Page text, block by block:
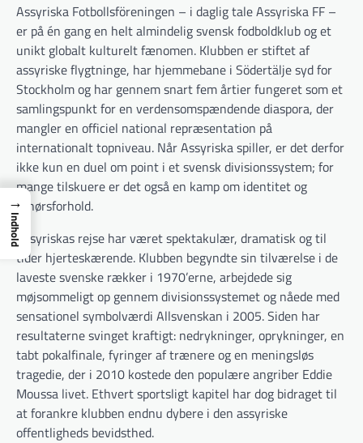
Assyriska Fotbollsföreningen – i daglig tale Assyriska FF –
er på én gang en helt almindelig svensk fodboldklub og et
unikt globalt kulturelt fænomen. Klubben er stiftet af
assyriske flygtninge, har hjemmebane i Södertälje syd for
Stockholm og har gennem snart fem årtier fungeret som et
samlingspunkt for en verdensomspændende diaspora, der
mangler en officiel national repræsentation på
internationalt topniveau. Når Assyriska spiller, er det derfor
ikke kun en duel om point i et svensk divisionssystem; for
mange tilskuere er det også en kamp om identitet og
tilhørsforhold.
Assyriskas rejse har været spektakulær, dramatisk og til
tider hjerteskærende. Klubben begyndte sin tilværelse i de
laveste svenske rækker i 1970’erne, arbejdede sig
møjsommeligt op gennem divisionssystemet og nåede med
sensationel symbolværdi Allsvenskan i 2005. Siden har
resultaterne svinget kraftigt: nedrykninger, oprykninger, en
tabt pokalfinale, fyringer af trænere og en meningsløs
tragedie, der i 2010 kostede den populære angriber Eddie
Moussa livet. Ethvert sportsligt kapitel har dog bidraget til
at forankre klubben endnu dybere i den assyriske
offentligheds bevidsthed.
→
Indhold